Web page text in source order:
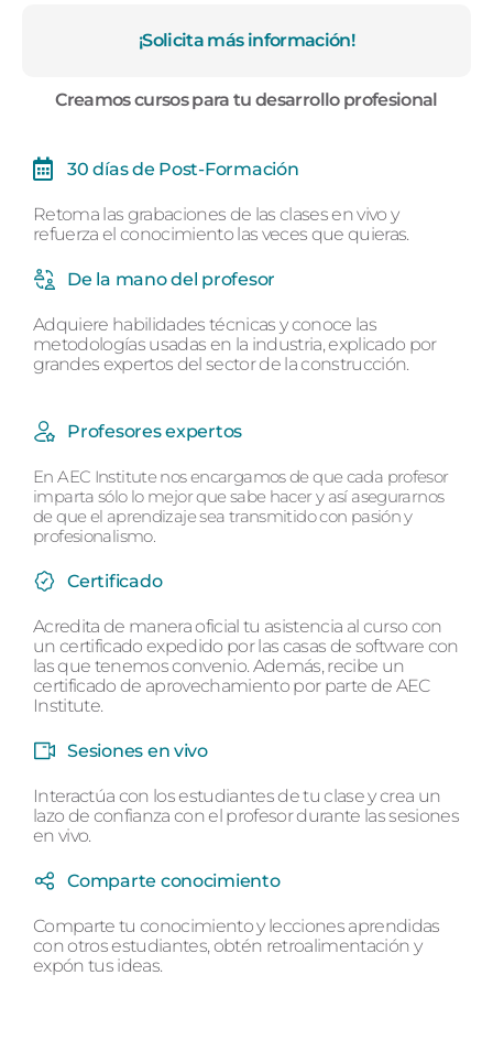
¡Solicita más información!
Creamos cursos para tu desarrollo profesional
30 días de Post-Formación
Retoma las grabaciones de las clases en vivo y
refuerza el conocimiento las veces que quieras.
De la mano del profesor
Adquiere habilidades técnicas y conoce las
metodologías usadas en la industria, explicado por
grandes expertos del sector de la construcción.
Profesores expertos
En AEC Institute nos encargamos de que cada profesor
imparta sólo lo mejor que sabe hacer y así asegurarnos
de que el aprendizaje sea transmitido con pasión y
profesionalismo.
Certificado
Acredita de manera oficial tu asistencia al curso con
un certificado expedido por las casas de software con
las que tenemos convenio. Además, recibe un
certificado de aprovechamiento por parte de AEC
Institute.
Sesiones en vivo
Interactúa con los estudiantes de tu clase y crea un
lazo de confianza con el profesor durante las sesiones
en vivo.
Comparte conocimiento
Comparte tu conocimiento y lecciones aprendidas
con otros estudiantes, obtén retroalimentación y
expón tus ideas.